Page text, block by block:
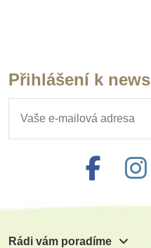
Přihlášení k
Rádi vám poradíme